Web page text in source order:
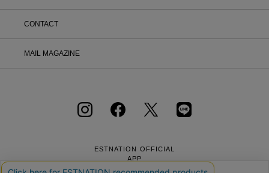
CONTACT
MAIL MAGAZINE
ESTNATION OFFICIAL
APP